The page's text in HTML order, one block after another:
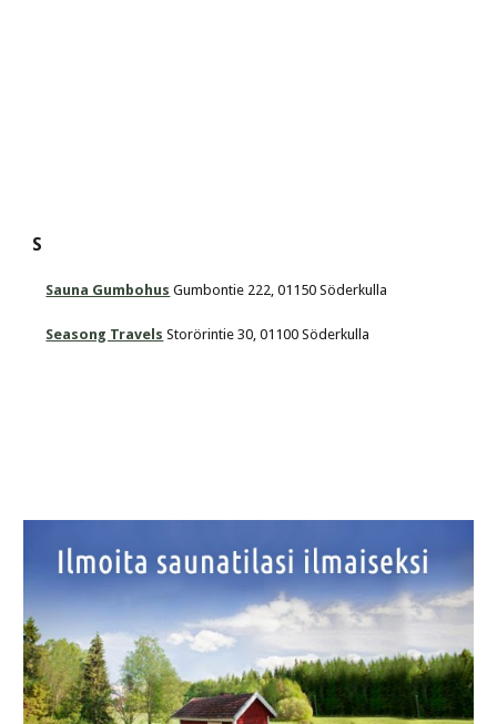
S
Sauna Gumbohus Gumbontie 222, 01150 Söderkulla
Seasong Travels Storörintie 30, 01100 Söderkulla